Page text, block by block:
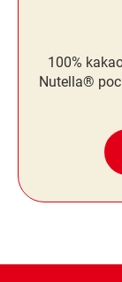
100%
Nutella®